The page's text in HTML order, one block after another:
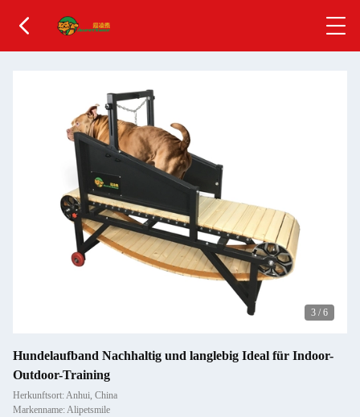
3 / 6
Hundelaufband Nachhaltig und langlebig Ideal für Indoor-
Outdoor-Training
Herkunftsort: Anhui, China
Markenname: Alipetsmile